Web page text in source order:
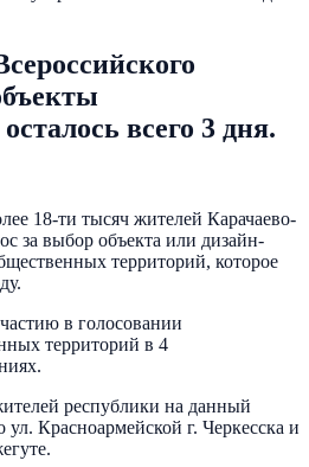
всего 3 дня.
18-ти тысяч жителей Карачаево-
за выбор объекта или дизайн-
территорий, которое
в голосовании
территорий в 4
республики на данный
Красноармейской г. Черкесска и